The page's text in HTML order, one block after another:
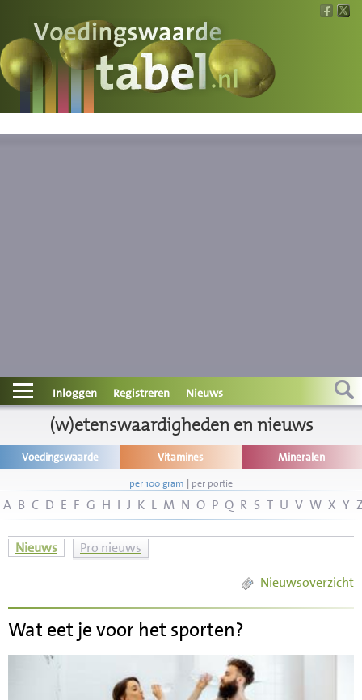
Voedingswaarde
Wat is wat?
Contact
Informatie
Disclaimer
Inloggen Registreren Nieuws
(w)etenswaardigheden en nieuws
Voedingswaarde Vitamines Mineralen
per 100 gram | per portie
A B C D E F G H I J K L M N O P Q R S T U V W X Y
Nieuws Pro nieuws
Nieuwsoverzicht
Wat eet je voor het sporten?